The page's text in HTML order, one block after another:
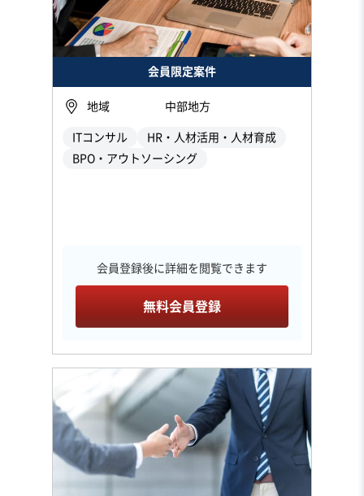
会員限定案件
地域 中部地方
ITコンサル
HR・人材活用・人材育成
BPO・アウトソーシング
会員登録後に詳細を閲覧できます
無料会員登録